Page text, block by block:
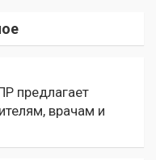
предлагает
врачам и